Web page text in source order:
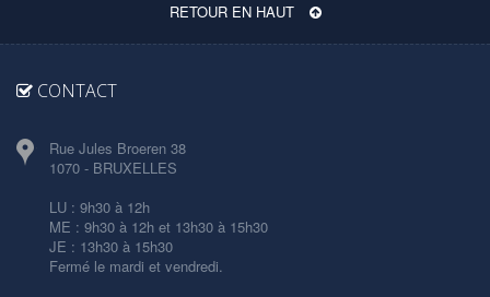
RETOUR EN HAUT
CONTACT
Rue Jules Broeren 38
1070 - BRUXELLES
LU : 9h30 à 12h
ME : 9h30 à 12h et 13h30 à 15h30
JE : 13h30 à 15h30
Fermé le mardi et vendredi.